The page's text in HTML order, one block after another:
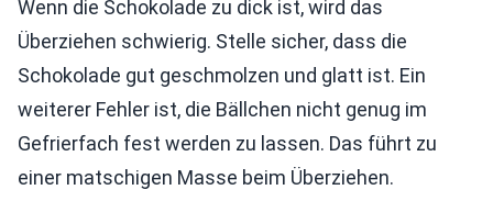
Wenn die Schokolade zu dick ist, wird das
Überziehen schwierig. Stelle sicher, dass die
Schokolade gut geschmolzen und glatt ist. Ein
weiterer Fehler ist, die Bällchen nicht genug im
Gefrierfach fest werden zu lassen. Das führt zu
einer matschigen Masse beim Überziehen.